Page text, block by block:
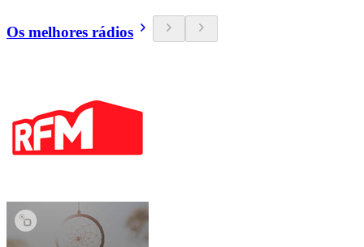
Os melhores rádios